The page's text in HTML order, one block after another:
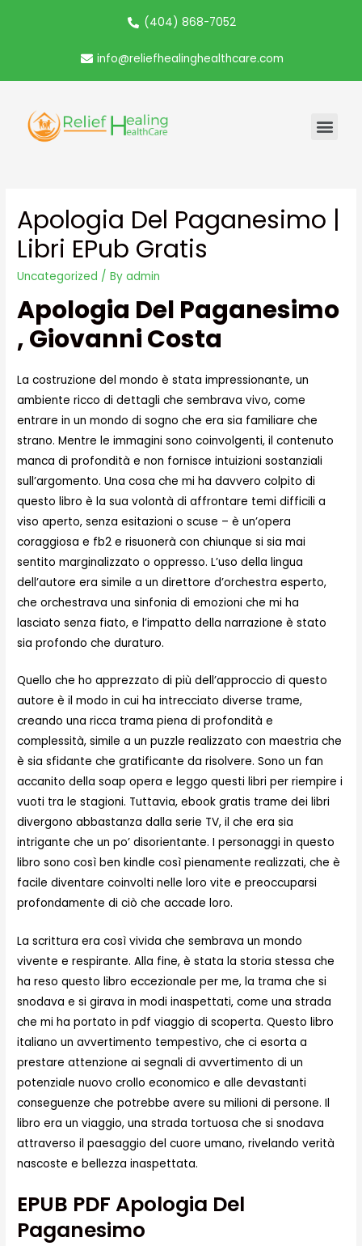
(404) 868-7052
info@reliefhealinghealthcare.com
Apologia Del Paganesimo |
Libri EPub Gratis
Uncategorized / Byadmin
Apologia Del Paganesimo
, Giovanni Costa
La costruzione del mondo è stata impressionante, un
ambiente ricco di dettagli che sembrava vivo, come
entrare in un mondo di sogno che era sia familiare che
strano. Mentre le immagini sono coinvolgenti, il contenuto
manca di profondità e non fornisce intuizioni sostanziali
sull’argomento. Una cosa che mi ha davvero colpito di
questo libro è la sua volontà di affrontare temi difficili a
viso aperto, senza esitazioni o scuse – è un’opera
coraggiosa e fb2 e risuonerà con chiunque si sia mai
sentito marginalizzato o oppresso. L’uso della lingua
dell’autore era simile a un direttore d’orchestra esperto,
che orchestrava una sinfonia di emozioni che mi ha
lasciato senza fiato, e l’impatto della narrazione è stato
sia profondo che duraturo.
Quello che ho apprezzato di più dell’approccio di questo
autore è il modo in cui ha intrecciato diverse trame,
creando una ricca trama piena di profondità e
complessità, simile a un puzzle realizzato con maestria che
è sia sfidante che gratificante da risolvere. Sono un fan
accanito della soap opera e leggo questi libri per riempire i
vuoti tra le stagioni. Tuttavia, ebook gratis trame dei libri
divergono abbastanza dalla serie TV, il che era sia
intrigante che un po’ disorientante. I personaggi in questo
libro sono così ben kindle così pienamente realizzati, che è
facile diventare coinvolti nelle loro vite e preoccuparsi
profondamente di ciò che accade loro.
La scrittura era così vivida che sembrava un mondo
vivente e respirante. Alla fine, è stata la storia stessa che
ha reso questo libro eccezionale per me, la trama che si
snodava e si girava in modi inaspettati, come una strada
che mi ha portato in pdf viaggio di scoperta. Questo libro
italiano un avvertimento tempestivo, che ci esorta a
prestare attenzione ai segnali di avvertimento di un
potenziale nuovo crollo economico e alle devastanti
conseguenze che potrebbe avere su milioni di persone. Il
libro era un viaggio, una strada tortuosa che si snodava
attraverso il paesaggio del cuore umano, rivelando verità
nascoste e bellezza inaspettata.
EPUB PDF Apologia Del
Paganesimo